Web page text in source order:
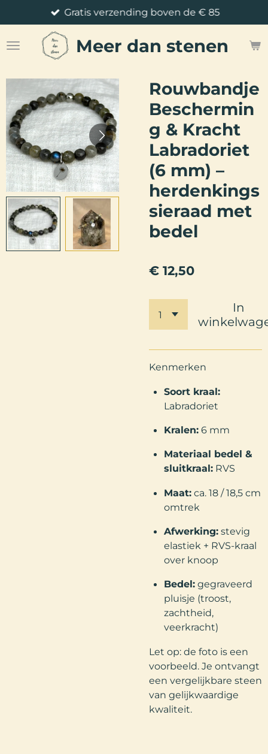
direct
naar
Meer dan stenen
Gratis verzending boven de € 85
Rouwbandje
Beschermin
g & Kracht
Labradoriet
(6 mm) –
herdenkings
sieraad met
bedel
€ 12,50
In
Kenmerken
Soort kraal:
Labradoriet
Kralen:6 mm
Materiaal bedel &
sluitkraal:RVS
Maat:ca. 18 / 18,5 cm
omtrek
Afwerking:stevig
elastiek + RVS-kraal
over knoop
Bedel:gegraveerd
pluisje (troost,
zachtheid,
veerkracht)
Let op: de foto is een
voorbeeld. Je ontvangt
een vergelijkbare steen
van gelijkwaardige
kwaliteit.